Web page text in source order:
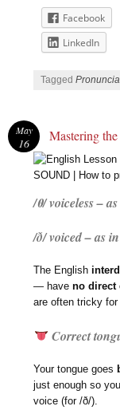
Facebook
LinkedIn
Tagged
Mastering
/θ/ voiceless –
/ð/ voiced – as
The English
— haveno direct
are often tricky for
Correct
Your tongue goes
just enough so
voice (for /ð/).
May
16